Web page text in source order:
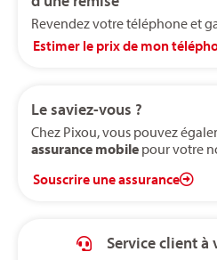
Revendez votre téléphone et
Estimer le prix de mon
Le saviez-vous ?
Chez Pixou, vous pouvez
assurance mobile pour votre
Souscrire une assurance
Service client à